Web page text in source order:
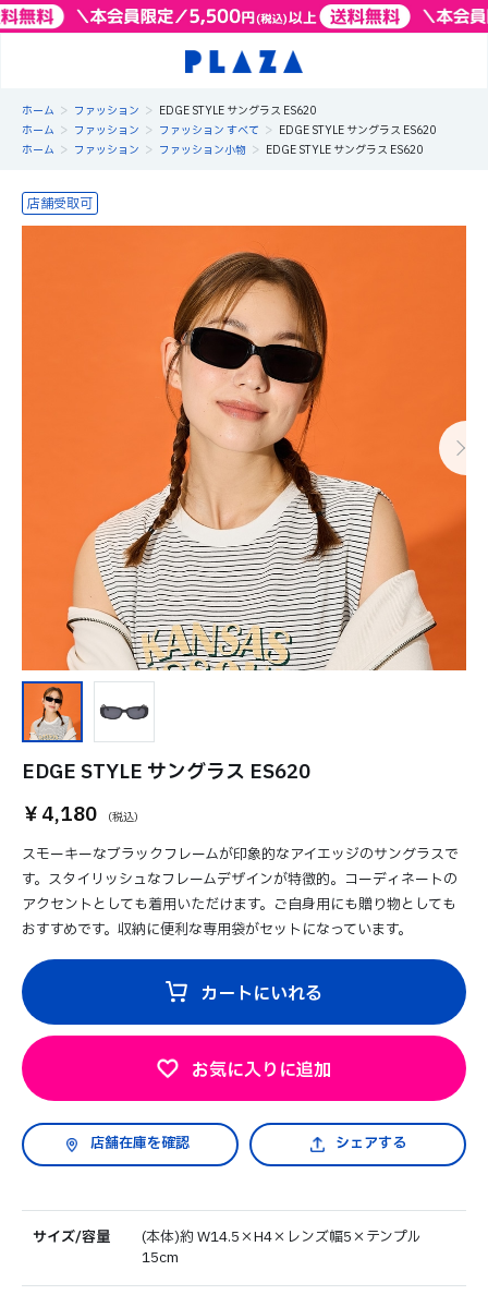
ホーム > ファッション > EDGE STYLE サングラス ES620
ホーム > ファッション > ファッション すべて > EDGE STYLE サングラス ES620
ホーム > ファッション > ファッション小物 > EDGE STYLE サングラス ES620
EDGE STYLE サングラス ES620
￥4,180
スモーキーなブラックフレームが印象的なアイエッジのサングラスで
す。スタイリッシュなフレームデザインが特徴的。コーディネートの
アクセントとしても着用いただけます。ご自身用にも贈り物としても
おすすめです。収納に便利な専用袋がセットになっています。
カートにいれる
お気に入りに追加
シェアする
サイズ/容量
(本体)約 W14.5×H4×レンズ幅5×テンプル
15cm